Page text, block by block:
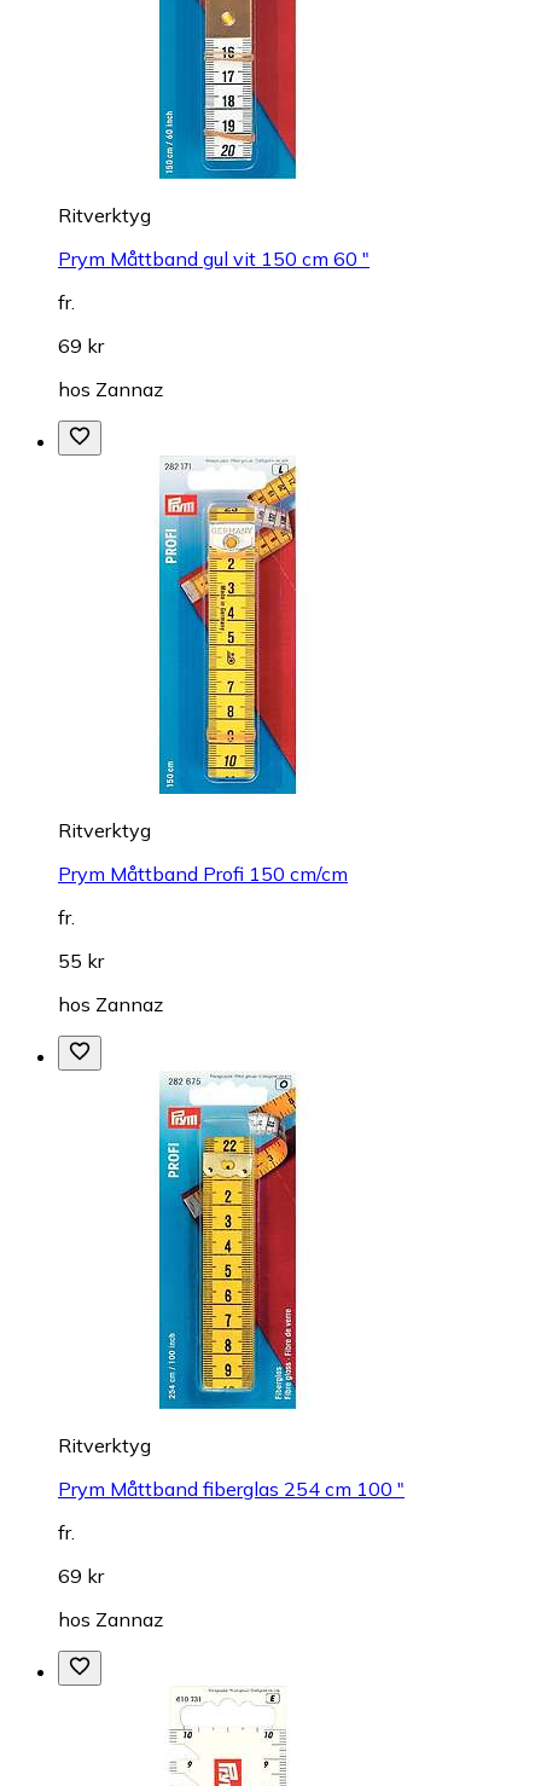
Ritverktyg
Prym Måttband gul vit 150 cm 60 "
fr.
69 kr
hos Zannaz
Ritverktyg
Prym Måttband Profi 150 cm/cm
fr.
55 kr
hos Zannaz
Ritverktyg
Prym Måttband fiberglas 254 cm 100 "
fr.
69 kr
hos Zannaz